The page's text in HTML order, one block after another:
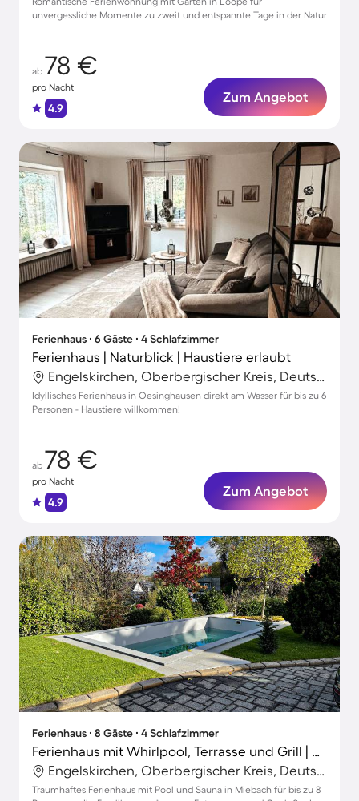
unvergessliche Momente zu zweit und entspannte Tage in der Natur
ab 78 €
pro Nacht
4.9
Zum Angebot
Ferienhaus ∙ 6 Gäste ∙ 4 Schlafzimmer
Ferienhaus | Naturblick | Haustiere erlaubt
Engelskirchen, Oberbergischer Kreis, Deutschland
Idyllisches Ferienhaus in Oesinghausen direkt am Wasser für bis zu 6
Personen - Haustiere willkommen!
ab 78 €
pro Nacht
4.9
Zum Angebot
Ferienhaus ∙ 8 Gäste ∙ 4 Schlafzimmer
Ferienhaus mit Whirlpool, Terrasse und Grill | Naturblick
Engelskirchen, Oberbergischer Kreis, Deutschland
Traumhaftes Ferienhaus mit Pool und Sauna in Miebach für bis zu 8